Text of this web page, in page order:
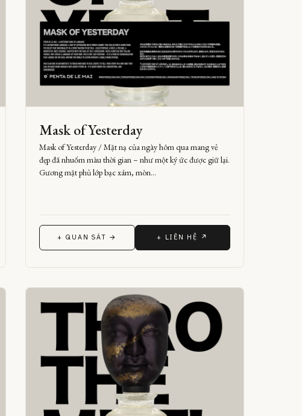
Mask of Yesterday
Mask of Yesterday / Mặt nạ của ngày hôm qua mang vẻ
đẹp đã nhuốm màu thời gian – như một ký ức được giữ lại.
Gương mặt phủ lớp bạc xám, mòn…
+ QUAN SÁT → + LIÊN HỆ ↗